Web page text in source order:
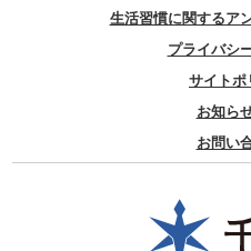
生活習慣に関するア
プライバシ
サイトポ
お知ら
お問い